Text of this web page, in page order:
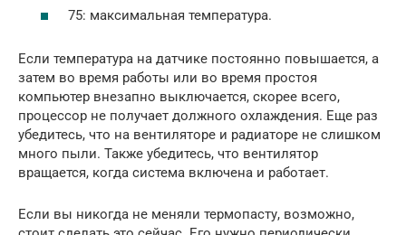
75: максимальная температура.
Если температура на датчике постоянно повышается, а
затем во время работы или во время простоя
компьютер внезапно выключается, скорее всего,
процессор не получает должного охлаждения. Еще раз
убедитесь, что на вентиляторе и радиаторе не слишком
много пыли. Также убедитесь, что вентилятор
вращается, когда система включена и работает.
Если вы никогда не меняли термопасту, возможно,